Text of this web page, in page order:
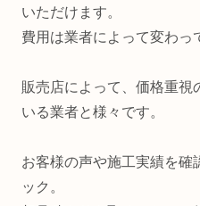
いただけます。
費用は業者によって変わっ
販売店によって、価格重視
いる業者と様々です。
お客様の声や施工実績を確
ック。